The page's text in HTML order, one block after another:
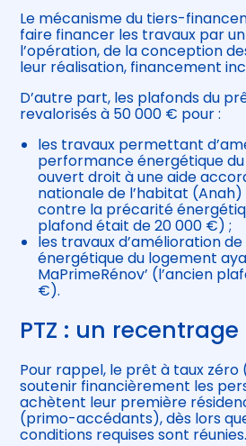
Le mécanisme du tiers-
faire financer les travaux par
l’opération, de la conception
leur réalisation, financement
D’autre part, les plafonds du
revalorisés à 50 000 € pour :
les travaux permettant
performance énergétique
ouvert droit à une aide
nationale de l’habitat
contre la précarité
plafond était de 20 000 €) ;
les travaux d’amélioration
énergétique du logement
MaPrimeRénov’ (l’ancien
€).
PTZ : un
Pour rappel, le prêt à taux
soutenir financièrement les
achètent leur première
(primo-accédants), dès lors
conditions requises sont réunies.